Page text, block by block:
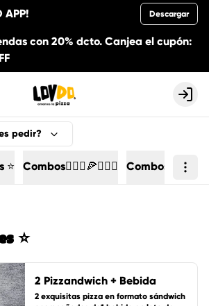
APP! Descargar
con 20% dcto. Canjea el cupón:
Login
pedir?
⭐ Combos🙋🏻‍♀️🍕🙋🏻‍♂️ Combos
⭐
2 Pizzandwich + Bebida
2 exquisitas pizza en formato sándwich